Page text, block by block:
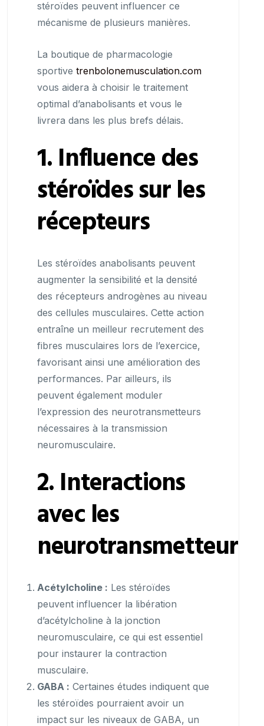
stéroïdes peuvent influencer ce
mécanisme de plusieurs manières.
La boutique de pharmacologie
sportive trenbolonemusculation.com
vous aidera à choisir le traitement
optimal d’anabolisants et vous le
livrera dans les plus brefs délais.
1. Influence des
stéroïdes sur les
récepteurs
Les stéroïdes anabolisants peuvent
augmenter la sensibilité et la densité
des récepteurs androgènes au niveau
des cellules musculaires. Cette action
entraîne un meilleur recrutement des
fibres musculaires lors de l’exercice,
favorisant ainsi une amélioration des
performances. Par ailleurs, ils
peuvent également moduler
l’expression des neurotransmetteurs
nécessaires à la transmission
neuromusculaire.
2. Interactions
avec les
neurotransmetteurs
Acétylcholine : Les stéroïdes
peuvent influencer la libération
d’acétylcholine à la jonction
neuromusculaire, ce qui est essentiel
pour instaurer la contraction
musculaire.
GABA : Certaines études indiquent que
les stéroïdes pourraient avoir un
impact sur les niveaux de GABA, un